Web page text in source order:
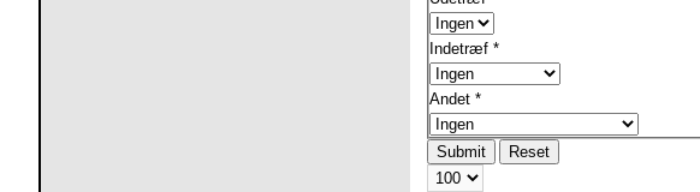
Indetræf *
Andet *
Submit Reset